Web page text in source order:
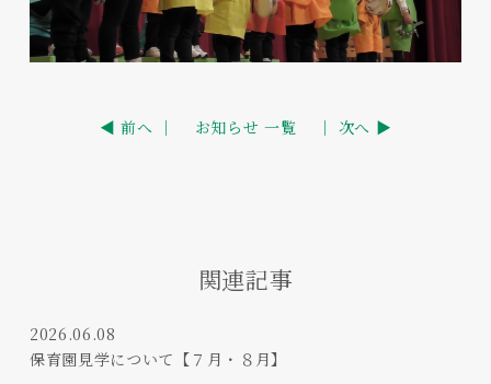
◀ 前へ ｜ お知らせ 一覧 ｜ 次へ ▶
関連記事
2026.06.08
保育園見学について【７月・８月】